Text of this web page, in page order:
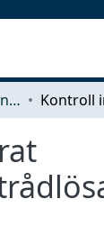
Examensarbeten för kandidatexamen